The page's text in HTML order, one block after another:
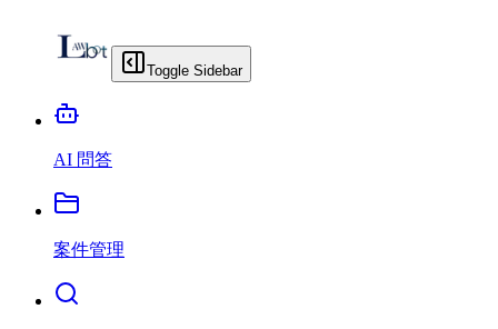
Toggle Sidebar
AI 問答
案件管理